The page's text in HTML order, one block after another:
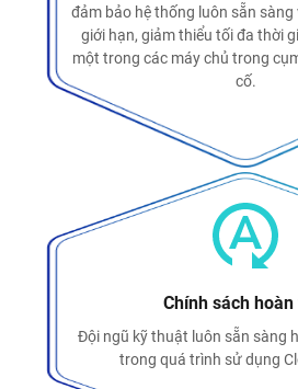
đảm bảo hệ thống luôn sẵn
giới hạn, giảm thiểu tối đa thời
một trong các máy chủ trong
cố.
Chính sách
Đội ngũ kỹ thuật luôn sẵn sàng
trong quá trình sử dụng